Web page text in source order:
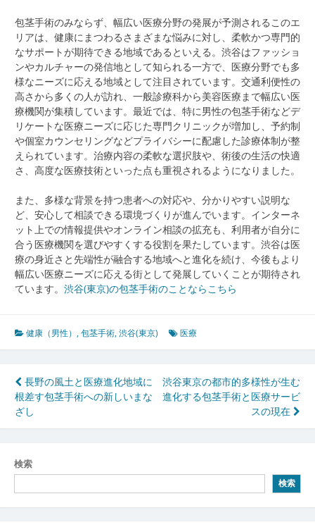
包茎手術のみならず、幅広い医療分野の発展が予測されるこのエ
リアは、健康にまつわるさまざまな悩みに対し、柔軟かつ専門的
なサポートが期待できる地域であるといえる。渋谷はファッショ
ンやカルチャーの発信地として知られる一方で、医療分野でも多
様なニーズに応える地域として注目されています。交通利便性の
高さから多くの人が訪れ、一般診療科から美容医療まで幅広い医
療機関が集積しています。最近では、特に男性の包茎手術などデ
リケートな医療ニーズに応じた専門クリニックが増加し、予約制
や個室カウンセリングなどプライバシーに配慮した診療体制が整
えられています。治療内容の柔軟な選択肢や、術後の生活の快適
さ、高度な医療技術といった点も重視されるようになりました。
また、多様な背景を持つ患者への対応や、分かりやすい説明な
ど、安心して相談できる環境づくりが進んでいます。インターネ
ット上での情報提供やオンライン相談の拡充も、利用者が自分に
合う医療機関を選びやすくする役割を果たしています。渋谷は医
療の身近さと先端性が融合する地域へと進化を続け、今後もより
幅広い医療ニーズに応える街として発展していくことが期待され
ています。 渋谷(東京)の包茎手術のことならこちら
健康（男性） ,包茎手術,渋谷(東京) 医療
投
稿
ナ
ビ
ゲ
ー
長野の風土と医療進化地域に
根差す包茎手術への新しいまな
ざし
渋谷東京の都市的多様性が生む
進化する包茎手術と医療サービ
スの現在
検索
検索